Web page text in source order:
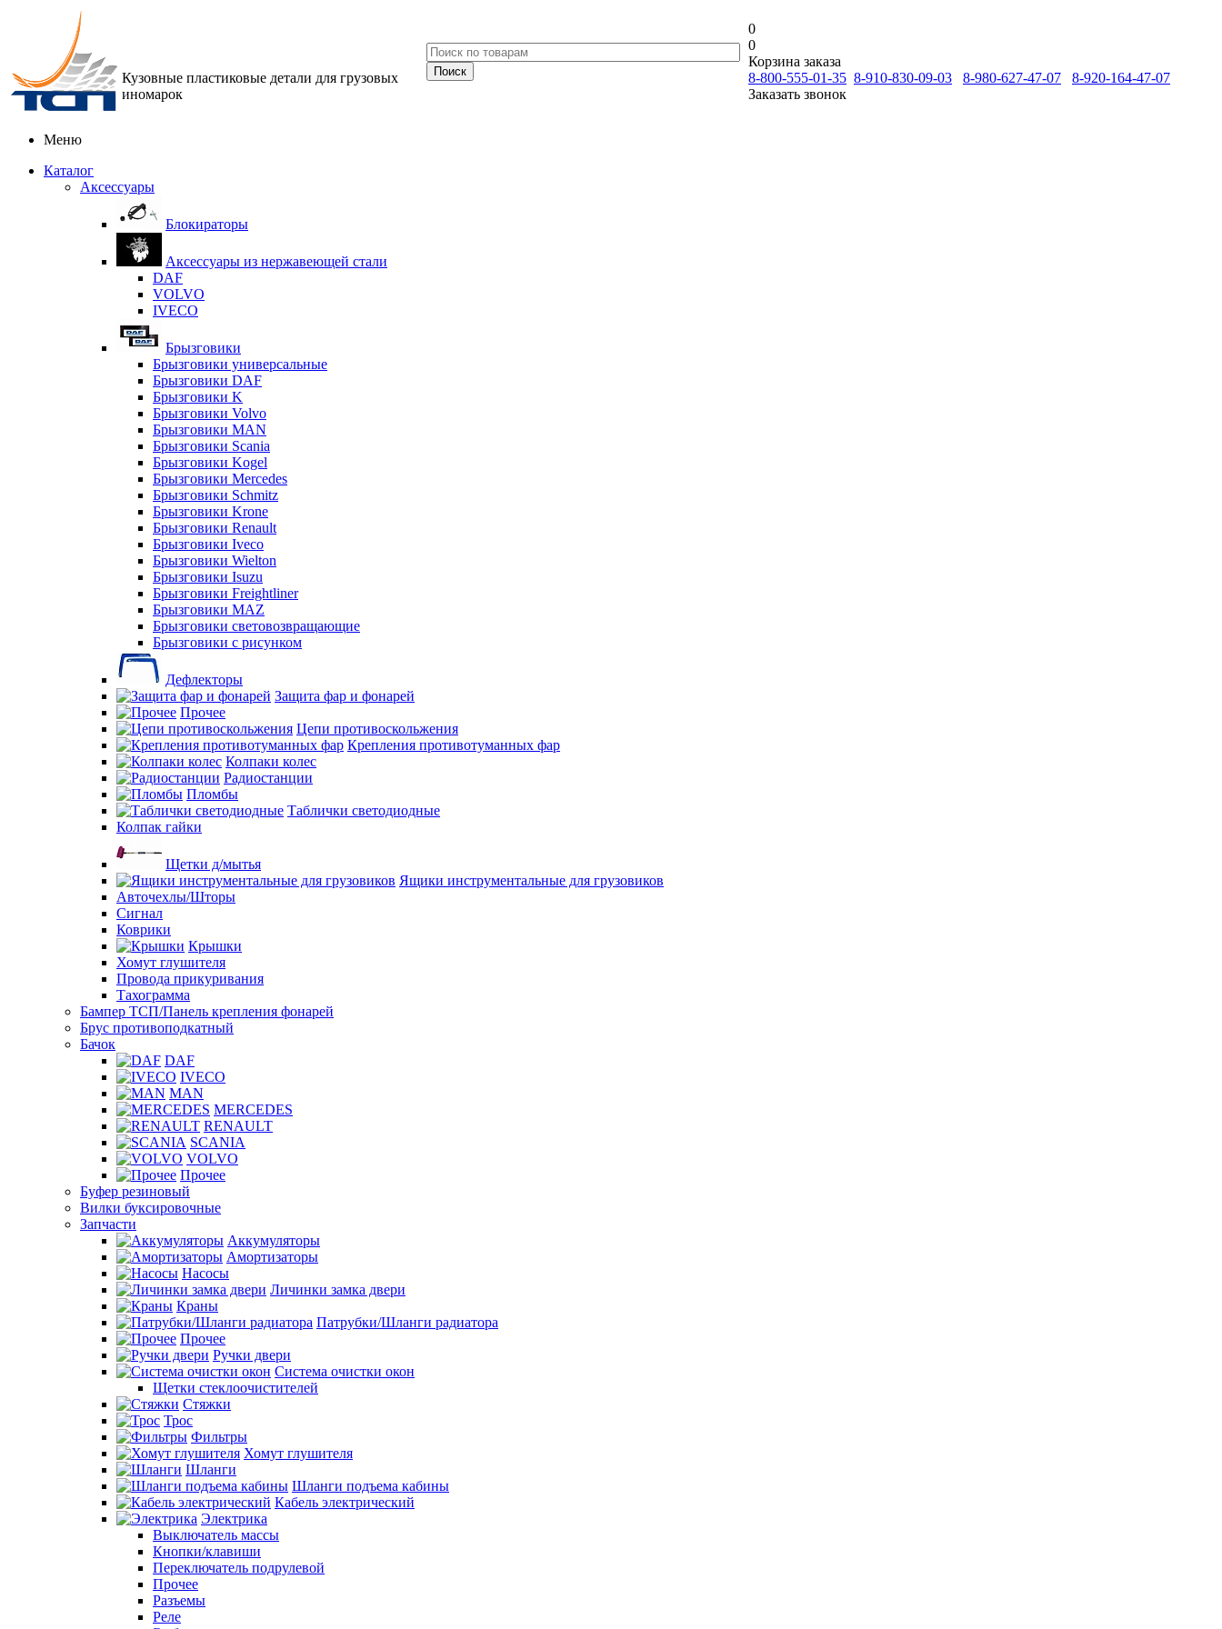
Кузовные пластиковые детали для грузовых
иномарок
0
0
Корзина заказа
8-800-555-01-35 8-910-830-09-03 8-980-627-47-07
8-920-164-47-07
Заказать звонок
Меню
Каталог
Аксессуары
Блокираторы
Аксессуары из нержавеющей стали
DAF
VOLVO
IVECO
Брызговики
Брызговики универсальные
Брызговики DAF
Брызговики K
Брызговики Volvo
Брызговики MAN
Брызговики Scania
Брызговики Kogel
Брызговики Mercedes
Брызговики Schmitz
Брызговики Krone
Брызговики Renault
Брызговики Iveco
Брызговики Wielton
Брызговики Isuzu
Брызговики Freightliner
Брызговики MAZ
Брызговики световозвращающие
Брызговики с рисунком
Дефлекторы
Защита фар и фонарей
Прочее
Цепи противоскольжения
Крепления противотуманных фар
Колпаки колес
Радиостанции
Пломбы
Таблички светодиодные
Колпак гайки
Щетки д/мытья
Ящики инструментальные для грузовиков
Авточехлы/Шторы
Сигнал
Коврики
Крышки
Хомут глушителя
Провода прикуривания
Тахограмма
Бампер ТСП/Панель крепления фонарей
Брус противоподкатный
Бачок
DAF
IVECO
MAN
MERCEDES
RENAULT
SCANIA
VOLVO
Прочее
Буфер резиновый
Вилки буксировочные
Запчасти
Аккумуляторы
Амортизаторы
Насосы
Личинки замка двери
Краны
Патрубки/Шланги радиатора
Прочее
Ручки двери
Система очистки окон
Щетки стеклоочистителей
Стяжки
Трос
Фильтры
Хомут глушителя
Шланги
Шланги подъема кабины
Кабель электрический
Электрика
Выключатель массы
Кнопки/клавиши
Переключатель подрулевой
Прочее
Разъемы
Реле